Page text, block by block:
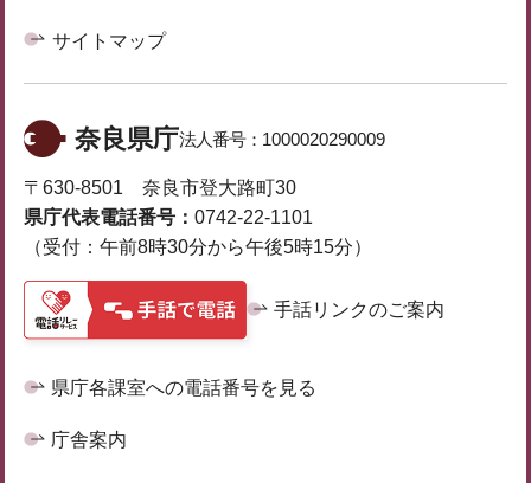
サイトマップ
奈良県庁法人番号： 1000020290009
〒630-8501 奈良市登大路町30
県庁代表電話番号： 0742-22-1101
（受付：午前8時30分から午後5時15分）
手話リンクのご案内
県庁各課室への電話番号を見る
庁舎案内